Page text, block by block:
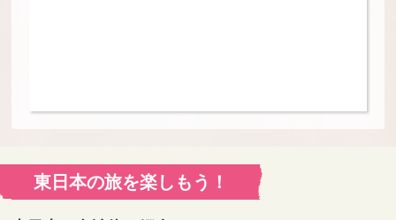
東日本の旅を楽しもう！